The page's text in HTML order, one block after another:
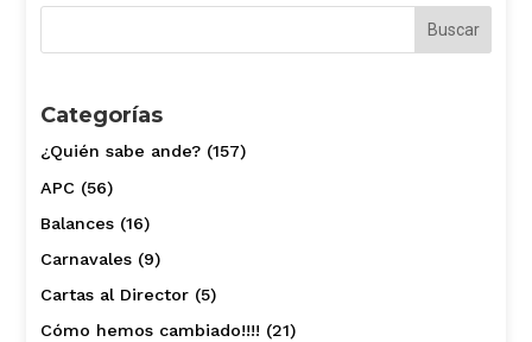
Categorías
¿Quién sabe ande?(157)
APC(56)
Balances(16)
Carnavales(9)
Cartas al Director(5)
Cómo hemos cambiado!!!! (21)